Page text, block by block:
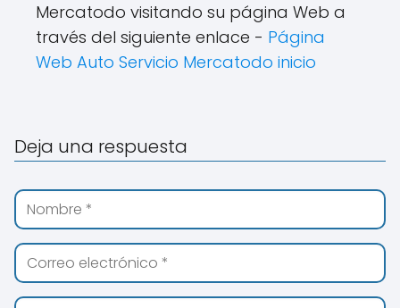
Mercatodo visitando su página Web a
través del siguiente enlace - Página
Web Auto Servicio Mercatodo inicio
Deja una respuesta